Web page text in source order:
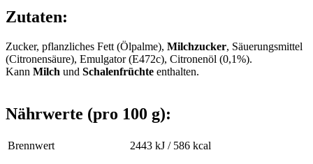
Zutaten:
Zucker, pflanzliches Fett (Ölpalme), Milchzucker, Säuerungsmittel
(Citronensäure), Emulgator (E472c), Citronenöl (0,1%).
Kann Milch und Schalenfrüchte enthalten.
Nährwerte (pro 100 g):
Brennwert 2443 kJ / 586 kcal